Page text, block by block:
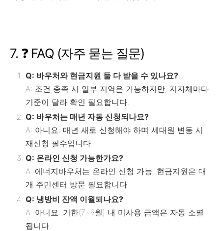
7. ❓ FAQ (자주 묻는 질문)
Q: 바우처와 현금지원 둘 다 받을 수 있나요?
A: 조건 충족 시 일부 지역은 가능하지만, 지자체마다
기준이 달라 확인 필요합니다.
Q: 바우처는 매년 자동 신청되나요?
A: 아니요. 매년 새로 신청해야 하며 세대원 변동 시
재신청 필수입니다.
Q: 온라인 신청 가능한가요?
A: 에너지바우처는 온라인 신청 가능. 현금지원은 대
개 주민센터 방문 필요합니다.
Q: 냉방비 잔액 이월되나요?
A: 아니요. 기한(7~9월) 내 미사용 금액은 자동 소멸
됩니다.